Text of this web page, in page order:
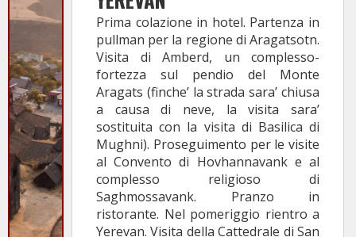
Prima colazione in hotel. Partenza in
pullman per la regione di Aragatsotn.
Visita di Amberd, un complesso-
fortezza sul pendio del Monte
Aragats (finche’ la strada sara’ chiusa
a causa di neve, la visita sara’
sostituita con la visita di Basilica di
Mughni). Proseguimento per le visite
al Convento di Hovhannavank e al
complesso religioso di
Saghmossavank. Pranzo in
ristorante. Nel pomeriggio rientro a
Yerevan. Visita della Cattedrale di San